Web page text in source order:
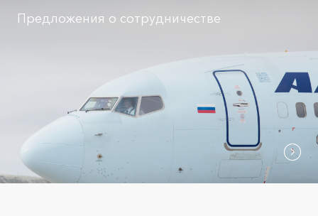
Предложения о сотрудничестве